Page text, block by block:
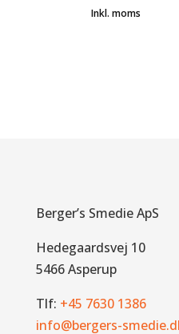
Berger’s Smedie ApS
Hedegaardsvej 10
5466 Asperup
Tlf: +45 7630 1386
info@bergers-